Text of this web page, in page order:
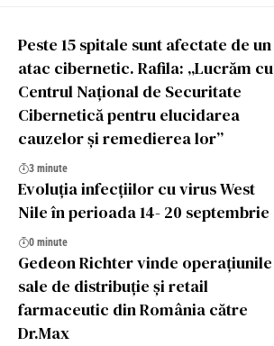
Peste 15 spitale sunt afectate de un
atac cibernetic. Rafila: „Lucrăm cu
Centrul Naţional de Securitate
Cibernetică pentru elucidarea
cauzelor şi remedierea lor”
3 minute
Evoluția infecțiilor cu virus West
Nile în perioada 14- 20 septembrie
0 minute
Gedeon Richter vinde operațiunile
sale de distribuție și retail
farmaceutic din România către
Dr.Max